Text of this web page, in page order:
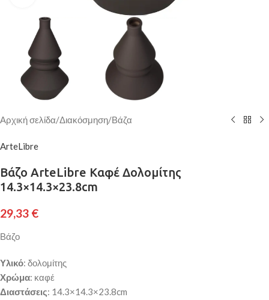
Αρχική σελίδα/Διακόσμηση/Βάζα
ArteLibre
Βάζο ArteLibre Καφέ Δολομίτης
14.3×14.3×23.8cm
29,33 €
Βάζο
Υλικό: δολομίτης
Χρώμα: καφέ
Διαστάσεις: 14.3×14.3×23.8cm